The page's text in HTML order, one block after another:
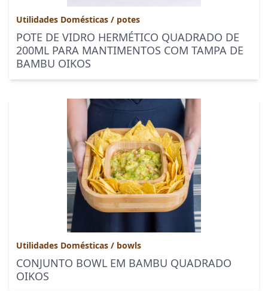
Utilidades Domésticas / potes
POTE DE VIDRO HERMÉTICO QUADRADO DE
200ML PARA MANTIMENTOS COM TAMPA DE
BAMBU OIKOS
Utilidades Domésticas / bowls
CONJUNTO BOWL EM BAMBU QUADRADO
OIKOS